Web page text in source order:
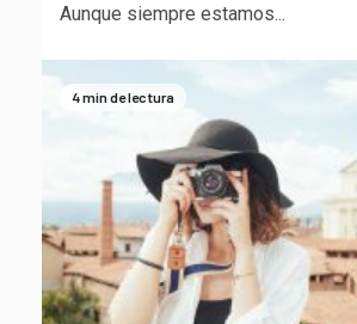
Aunque siempre estamos...
4 min de lectura